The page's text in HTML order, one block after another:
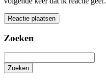
Zoeken
Zoeken